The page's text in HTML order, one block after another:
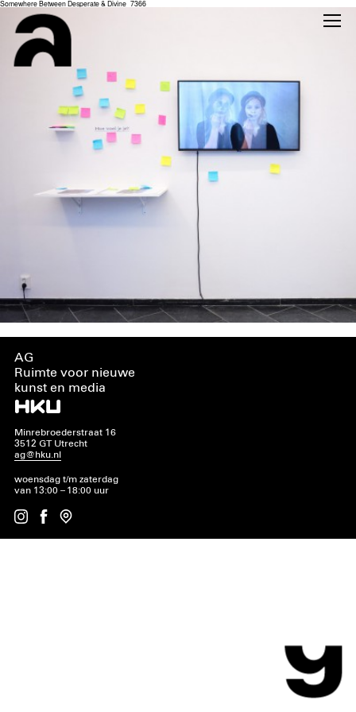
Somewhere Between Desperate & Divine_7366
AG
Ruimte voor nieuwe
kunst en media
Minrebroederstraat 16
3512 GT Utrecht
ag@hku.nl
woensdag t/m zaterdag
van 13:00 – 18:00 uur